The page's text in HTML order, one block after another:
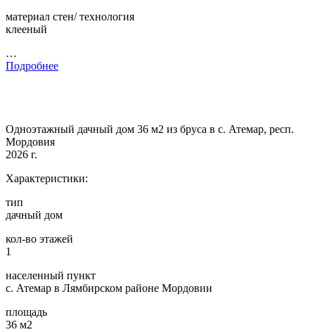
материал стен/ технология
клееный
…
Подробнее
Одноэтажный дачный дом 36 м2 из бруса в с. Атемар, респ.
Мордовия
2026 г.
Характеристики:
тип
дачный дом
кол-во этажей
1
населенный пункт
с. Атемар в Лямбирском районе Мордовии
площадь
36 м2